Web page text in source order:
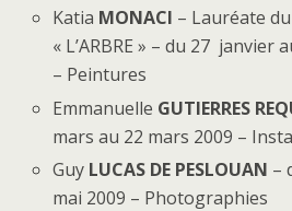
Katia MONACI – Lauréate
« L’ARBRE » – du 27 janvier
– Peintures
Emmanuelle GUTIERRES
mars au 22 mars 2009 –
Guy LUCAS DE PESLOUAN –
mai 2009 – Photographies